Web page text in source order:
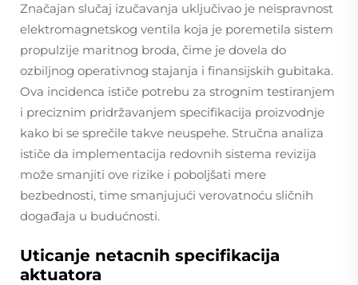
Značajan slučaj izučavanja uključivao je neispravnost
elektromagnetskog ventila koja je poremetila sistem
propulzije maritnog broda, čime je dovela do
ozbiljnog operativnog stajanja i finansijskih gubitaka.
Ova incidenca ističe potrebu za strognim testiranjem
i preciznim pridržavanjem specifikacija proizvodnje
kako bi se sprečile takve neuspehe. Stručna analiza
ističe da implementacija redovnih sistema revizija
može smanjiti ove rizike i poboljšati mere
bezbednosti, time smanjujući verovatnoću sličnih
događaja u budućnosti.
Uticanje netacnih specifikacija
aktuatora